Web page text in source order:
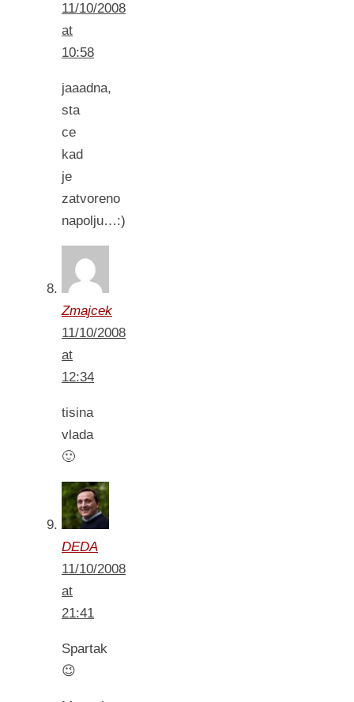
11/10/2008
at
10:58
jaaadna,
sta
ce
kad
je
zatvoreno
napolju…:)
Zmajcek
11/10/2008
at
12:34
tisina
vlada
🙂
DEDA
11/10/2008
at
21:41
Spartak
😉